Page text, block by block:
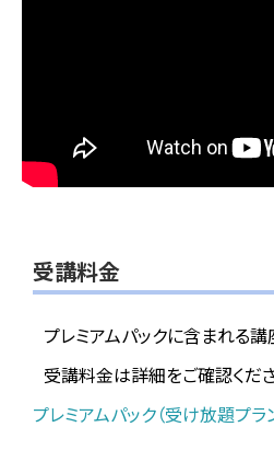
受講料金
プレミアムパックに含まれる講
受講料金は詳細をご確認くださ
プレミアムパック（受け放題プラ